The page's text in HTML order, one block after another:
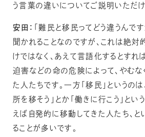
う言葉の違いについてご説明いただけ
安田： 「難民と移民ってどう違うんです
聞かれることなのですが、これは絶対
けではなく、あえて言語化するとすれ
迫害などの命の危険によって、やむ
た人たちです。一方「移民」というの
所を移そう」とか「働きに行こう」とい
えば自発的に移動してきた人たち、と
ることが多いです。